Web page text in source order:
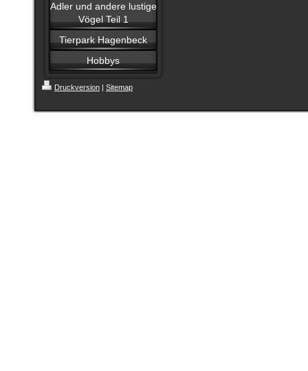
Adler und andere lustige
Vögel Teil 1
Tierpark Hagenbeck
Hobbys
Druckversion | Sitemap